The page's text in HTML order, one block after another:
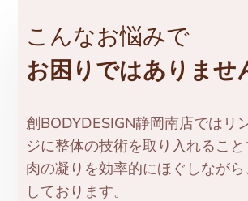
こんなお悩みで
お困りではありませ
創BODYDESIGN静岡南店ではリ
ジに整体の技術を取り入れるこ
肉の凝りを効率的にほぐしなが
しております。